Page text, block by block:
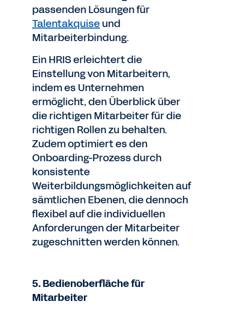
passenden Lösungen für
Talentakquiseund
Mitarbeiterbindung.
Ein HRIS erleichtert die
Einstellung von Mitarbeitern,
indem es Unternehmen
ermöglicht, den Überblick über
die richtigen Mitarbeiter für die
richtigen Rollen zu behalten.
Zudem optimiert es den
Onboarding-Prozess durch
konsistente
Weiterbildungsmöglichkeiten auf
sämtlichen Ebenen, die dennoch
flexibel auf die individuellen
Anforderungen der Mitarbeiter
zugeschnitten werden können.
5. Bedienoberfläche für
Mitarbeiter